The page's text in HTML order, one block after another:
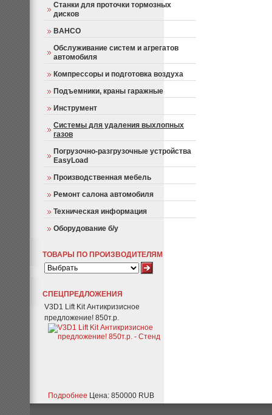
Станки для проточки тормозных
дисков
BAHCO
Обслуживание систем и агрегатов
автомобиля
Компрессоры и подготовка воздуха
Подъемники, краны гаражные
Инструмент
Системы для удаления выхлопных
газов
Погрузочно-разгрузочные устройства
EasyLoad
Производственная мебель
Ремонт салона автомобиля
Техническая информация
Оборудование б/у
ТОВАРЫ ПО ПРОИЗВОДИТЕЛЯМ
СПЕЦПРЕДЛОЖЕНИЯ
V3D1 Lift Kit Антикризисное
предложение! 850т.р.
Подробнее Цена: 850000 RUB